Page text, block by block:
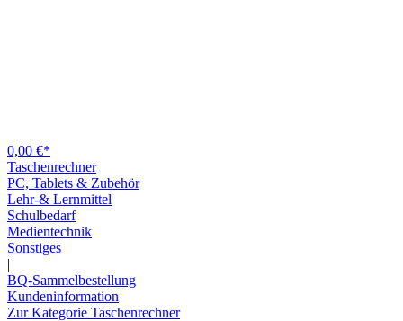
0,00 €*
Taschenrechner
PC, Tablets & Zubehör
Lehr-& Lernmittel
Schulbedarf
Medientechnik
Sonstiges
|
BQ-Sammelbestellung
Kundeninformation
Zur Kategorie Taschenrechner